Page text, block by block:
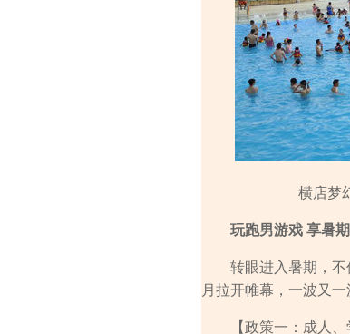
横店梦
玩跑男游戏 享暑期
转眼进入暑期，不仅
月拉开帷幕，一波又
【政策一：成人、学